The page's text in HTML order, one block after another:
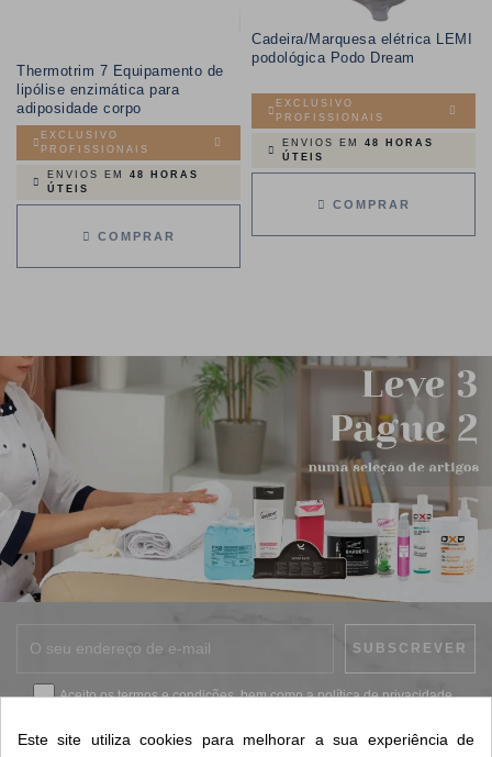
Thermotrim 7 Equipamento de
lipólise enzimática para
adiposidade corpo
EXCLUSIVO
PROFISSIONAIS
ENVIOS EM 48 HORAS
ÚTEIS
COMPRAR
Cadeira/Marquesa elétrica LEMI
podológica Podo Dream
EXCLUSIVO
PROFISSIONAIS
ENVIOS EM 48 HORAS
ÚTEIS
COMPRAR
Aceito ostermos e condições, bem como apolítica de privacidade.
Este site utiliza cookies para melhorar a sua experiência de